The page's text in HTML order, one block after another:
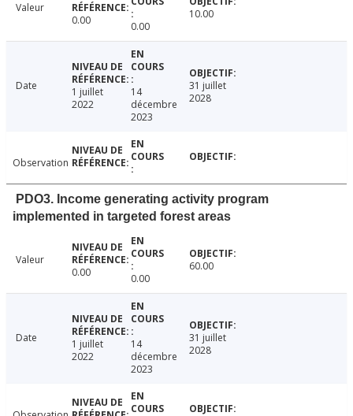
Valeur
0.00
0.00
10.00
Date
1 juillet
2022
14
décembre
2023
31 juillet
2028
Observation
PDO3. Income generating activity program
implemented in targeted forest areas
Valeur
0.00
0.00
60.00
Date
1 juillet
2022
14
décembre
2023
31 juillet
2028